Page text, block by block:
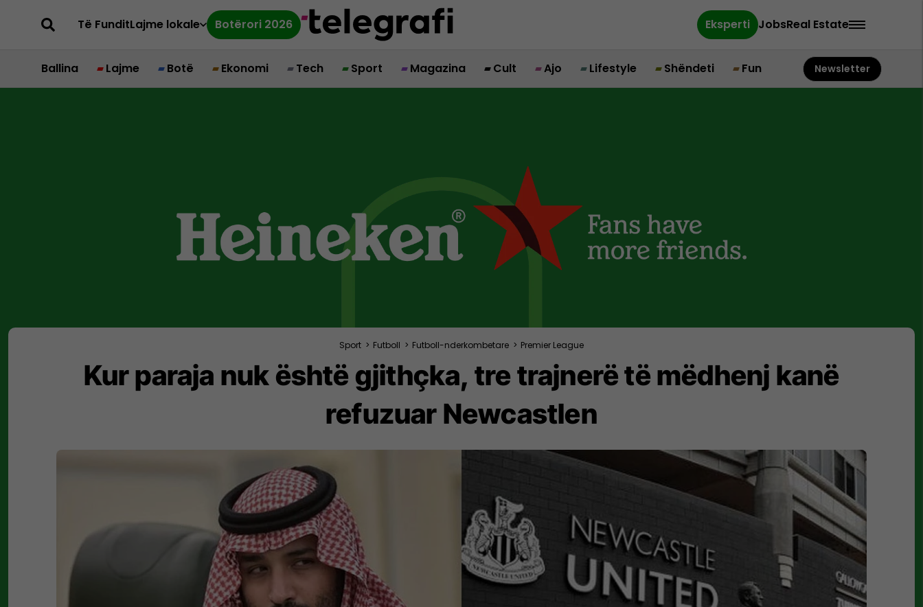
Të FunditLajme lokale Botërori 2026 Eksperti JobsReal Estate
Ballina Lajme Botë Ekonomi Tech Sport Magazina Cult Ajo Lifestyle Shëndeti Fun Newsletter
Sport > Futboll > Futboll-nderkombetare > Premier League
Kur paraja nuk është gjithçka, tre trajnerë të mëdhenj kanë
refuzuar Newcastlen